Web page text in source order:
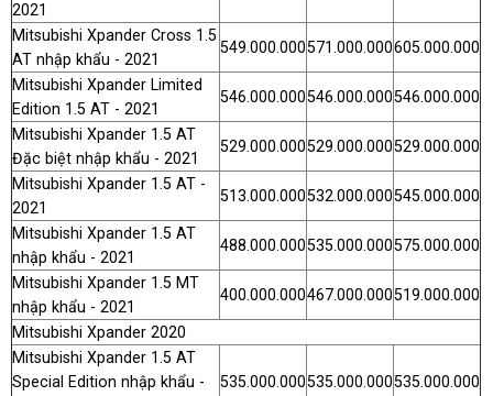
2021
Mitsubishi Xpander Cross 1.5
AT nhập khẩu - 2021
549.000.000571.000.000605.000.000
Mitsubishi Xpander Limited
Edition 1.5 AT - 2021
546.000.000546.000.000546.000.000
Mitsubishi Xpander 1.5 AT
Đặc biệt nhập khẩu - 2021
529.000.000529.000.000529.000.000
Mitsubishi Xpander 1.5 AT -
2021
513.000.000532.000.000545.000.000
Mitsubishi Xpander 1.5 AT
nhập khẩu - 2021
488.000.000535.000.000575.000.000
Mitsubishi Xpander 1.5 MT
nhập khẩu - 2021
400.000.000467.000.000519.000.000
Mitsubishi Xpander 2020
Mitsubishi Xpander 1.5 AT
Special Edition nhập khẩu -
535.000.000535.000.000535.000.000